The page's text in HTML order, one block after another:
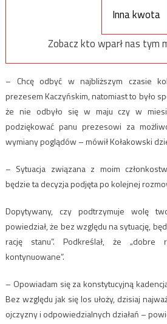
Inna kwota
Zobacz kto wparł nas tym
– Chcę odbyć w najbliższym czasie
prezesem Kaczyńskim, natomiast to było
że nie odbyło się w maju czy w
podziękować panu prezesowi za
wymiany poglądów – mówił Kołakowski
– Sytuacja związana z moim
będzie ta decyzja podjęta po kolejnej
Dopytywany, czy podtrzymuje wolę
powiedział, że bez względu na sytuację,
rację stanu”. Podkreślał, że
kontynuowane”.
– Opowiadam się za konstytucyjną
Bez względu jak się los ułoży, dzisiaj
ojczyzny i odpowiedzialnych działań –